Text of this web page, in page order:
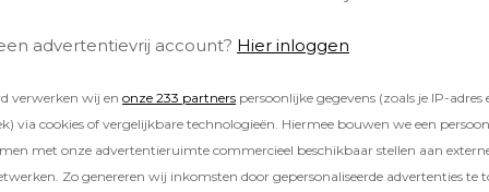
advertentievrij account? Hier inloggen
verwerken wij en onze 233 partners persoonlijke gegevens (zoals je IP-adres
via cookies of vergelijkbare technologieën. Hiermee bouwen we een
met onze advertentieruimte commercieel beschikbaar stellen aan
Zo genereren wij inkomsten door gepersonaliseerde advertenties te
man Jorn Sarens heeft Hanne al een
die Hanne deelt op Instagram zijn hun drie
te zien van de kleine spruit.